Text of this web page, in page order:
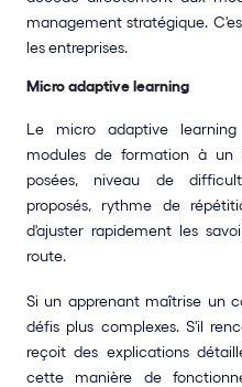
management stratégique.
les entreprises.
Micro adaptive learning
Le micro adaptive
modules de formation à
posées, niveau de
proposés, rythme de
d'ajuster rapidement les
route.
Si un apprenant maîtrise un
défis plus complexes. S'il
reçoit des explications
cette manière de